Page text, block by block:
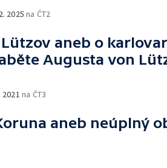
2025 na ČT2
aneb o
Augusta von
2021 na ČT3
aneb neúplný